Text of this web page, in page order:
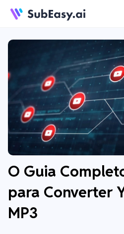
O Guia
para Converter
MP3